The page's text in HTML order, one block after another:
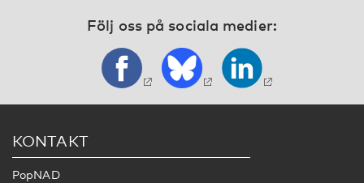
Följ oss på sociala medier:
KONTAKT
PopNAD